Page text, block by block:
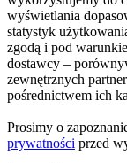
wyświetlania
statystyk
zgodą i pod
dostawcy –
zewnętrznych
pośrednictwem ich
Prosimy o
prywatności przed